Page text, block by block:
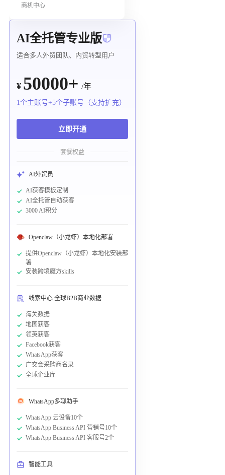
商机中心
AI全托管专业版
适合多人外贸团队、内贸转型用户
¥ 50000+ /年
1个主账号+5个子账号（支持扩充）
立即开通
套餐权益
AI外贸员
AI获客模板定制
AI全托管自动获客
3000 AI积分
Openclaw（小龙虾）本地化部署
提供Openclaw（小龙虾）本地化安装部
署
安装跨境魔方skills
线索中心 全球B2B商业数据
海关数据
地图获客
领英获客
Facebook获客
WhatsApp获客
广交会采购商名录
全球企业库
WhatsApp多聊助手
WhatsApp 云设备10个
WhatsApp Business API 营销号10个
WhatsApp Business API 客服号2个
智能工具